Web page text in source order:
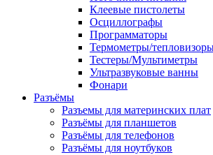
Клеевые пистолеты
Осциллографы
Программаторы
Термометры/
Тестеры/Мультиметры
Ультразвуковые ванны
Фонари
Разъёмы
Разъемы для материнских плат
Разъёмы для планшетов
Разъёмы для телефонов
Разъёмы для ноутбуков